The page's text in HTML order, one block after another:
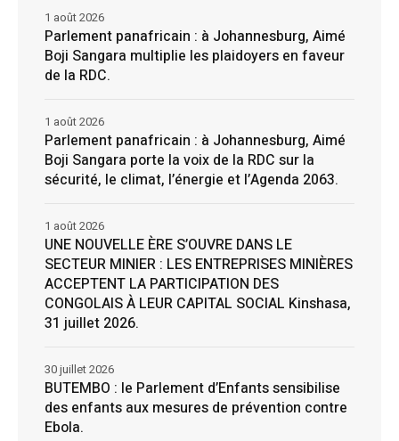
Parlement panafricain : à Johannesburg, Aimé
Boji Sangara multiplie les plaidoyers en faveur
de la RDC.
1 août 2026
Parlement panafricain : à Johannesburg, Aimé
Boji Sangara porte la voix de la RDC sur la
sécurité, le climat, l’énergie et l’Agenda 2063.
1 août 2026
UNE NOUVELLE ÈRE S’OUVRE DANS LE
SECTEUR MINIER : LES ENTREPRISES MINIÈRES
ACCEPTENT LA PARTICIPATION DES
CONGOLAIS À LEUR CAPITAL SOCIAL Kinshasa,
31 juillet 2026.
1 août 2026
BUTEMBO : le Parlement d’Enfants sensibilise
des enfants aux mesures de prévention contre
Ebola.
30 juillet 2026